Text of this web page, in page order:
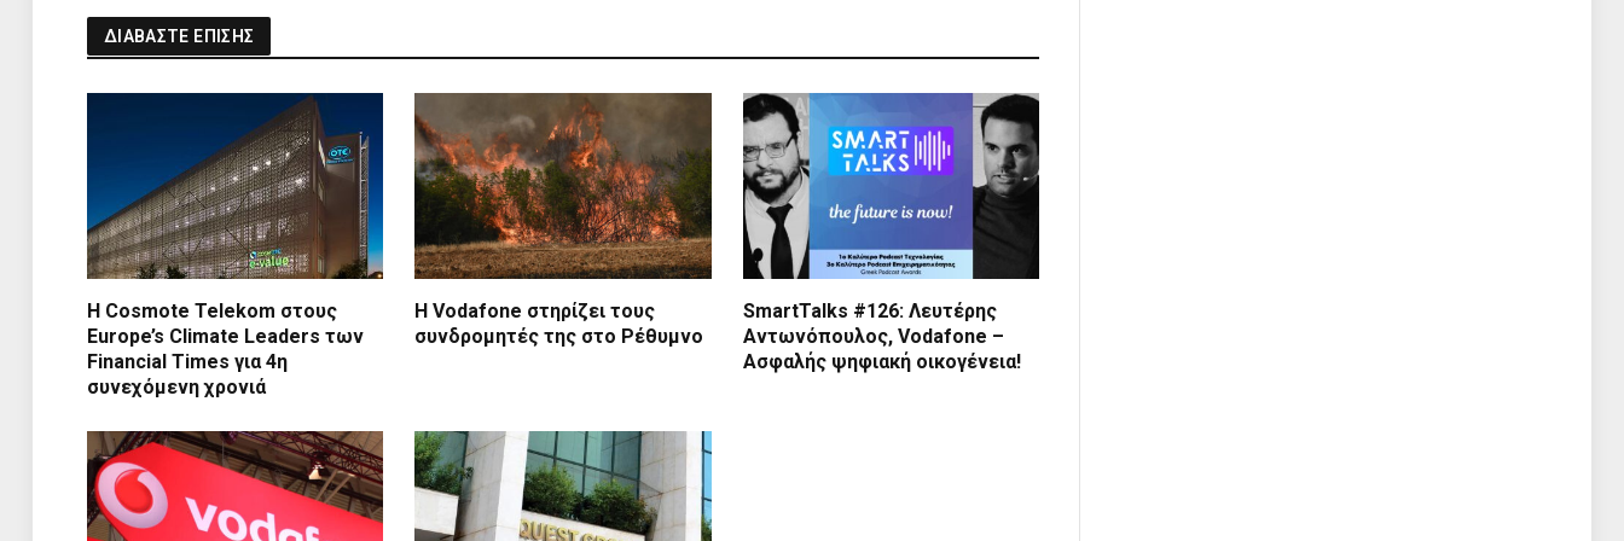
ΔΙΑΒΑΣΤΕ ΕΠΙΣΗΣ
Η Cosmote Telekom στους
Europe’s Climate Leaders των
Financial Times για 4η
συνεχόμενη χρονιά
Η Vodafone στηρίζει τους
συνδρομητές της στο Ρέθυμνο
SmartTalks #126: Λευτέρης
Αντωνόπουλος, Vodafone –
Ασφαλής ψηφιακή οικογένεια!